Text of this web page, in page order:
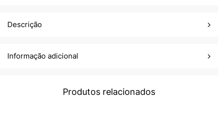
Descrição
Informação adicional
Produtos relacionados